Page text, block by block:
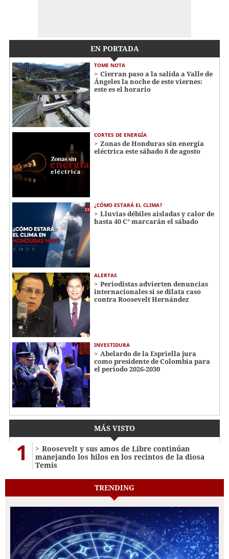
EN PORTADA
TOME NOTA
Cierran paso a la salida a Valle de
Ángeles la noche de este viernes:
este es el horario
CORTES DE ENERGÍA
Zonas de Honduras sin energía
eléctrica este sábado 8 de agosto
¿CÓMO ESTARÁ EL CLIMA?
Lluvias débiles aisladas y calor de
hasta 40 C° marcarán el sábado
ALERTAS
Periodistas advierten denuncias
internacionales si se dilata caso
contra Roosevelt Hernández
INVESTIDURA
Abelardo de la Espriella jura
como presidente de Colombia para
el periodo 2026-2030
MÁS VISTO
1
Roosevelt y sus amos de Libre continúan
manejando los hilos en los recintos de la diosa
Temis
TRENDING